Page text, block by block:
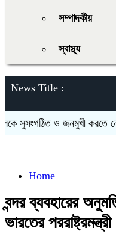
সম্পাদকীয়
স্বাস্থ্য
News Title :
ও জনমুখী করতে
Home
বন্দর ব্যবহারের
ভারতের পররাষ্ট্রমন্ত্রী